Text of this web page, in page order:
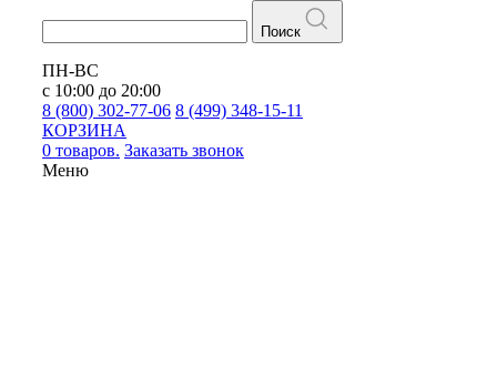
Поиск
ПН-ВС
с 10:00 до 20:00
8 (800) 302-77-06 8 (499) 348-15-11
КОРЗИНА
0 товаров. Заказать звонок
Меню